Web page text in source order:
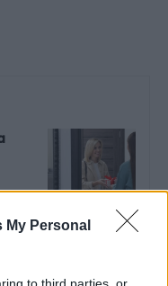
My Personal
to third parties, or